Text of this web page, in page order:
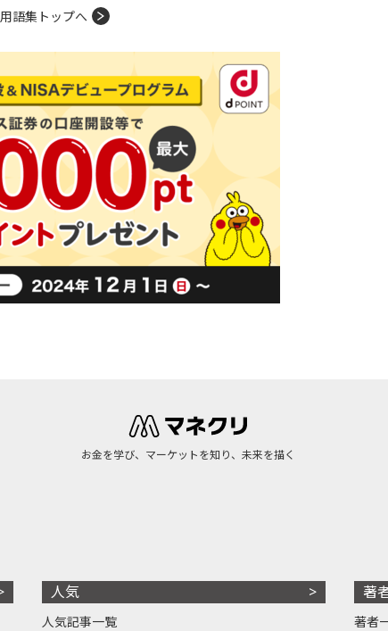
用語集トップへ
お金を学び、マーケットを知り、未来を描く
人気
人気記事一覧
著
著者